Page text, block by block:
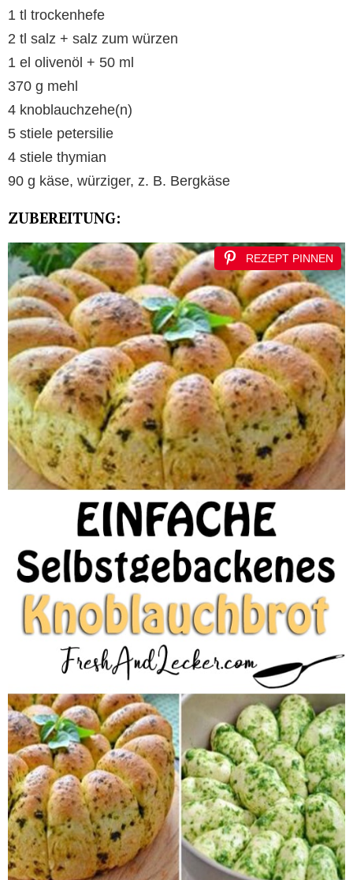
1 tl trockenhefe
2 tl salz + salz zum würzen
1 el olivenöl + 50 ml
370 g mehl
4 knoblauchzehe(n)
5 stiele petersilie
4 stiele thymian
90 g käse, würziger, z. B. Bergkäse
ZUBEREITUNG:
REZEPT PINNEN